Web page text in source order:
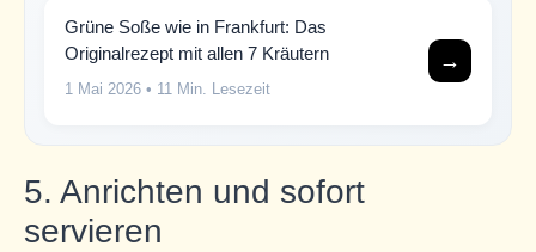
Grüne Soße wie in Frankfurt: Das
Originalrezept mit allen 7 Kräutern
1 Mai 2026 • 11 Min. Lesezeit
→
5. Anrichten und sofort
servieren